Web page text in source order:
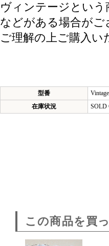
ヴィンテージとい
などがある場合がご
ご理解の上ご購入
型番
在庫状況
SOLD
この商品を買